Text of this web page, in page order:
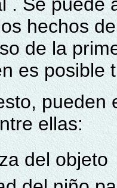
hechos
de la
es posible
pueden
ellas:
del objeto